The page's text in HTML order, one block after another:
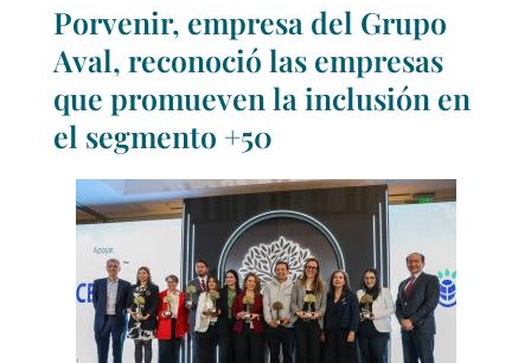
Porvenir, empresa del Grupo
Aval, reconoció las empresas
que promueven la inclusión en
el segmento +50